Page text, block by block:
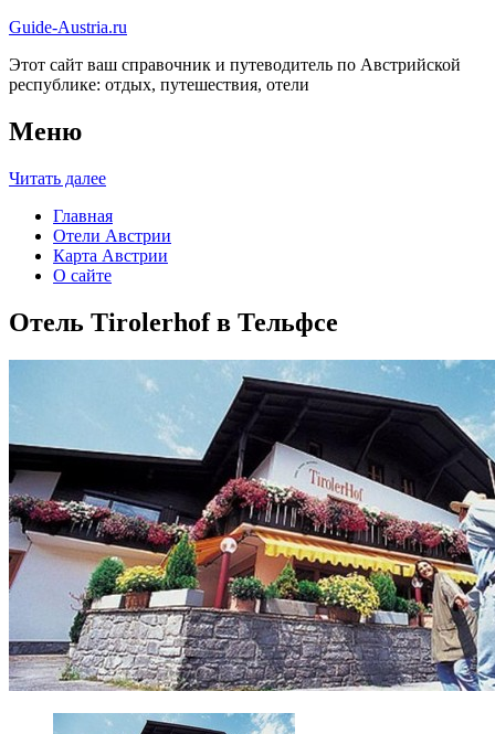
Guide-Austria.ru
Этот сайт ваш справочник и путеводитель по Австрийской
республике: отдых, путешествия, отели
Меню
Читать далее
Главная
Отели Австрии
Карта Австрии
О сайте
Отель Tirolerhof в Тельфсе